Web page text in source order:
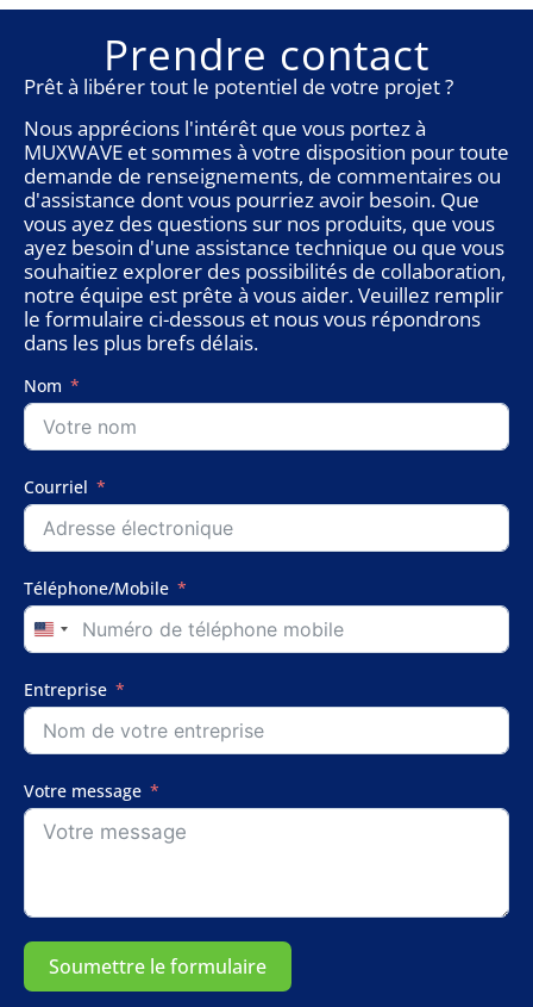
Prendre contact
Prêt à libérer tout le potentiel de votre projet ?
Nous apprécions l'intérêt que vous portez à
MUXWAVE et sommes à votre disposition pour toute
demande de renseignements, de commentaires ou
d'assistance dont vous pourriez avoir besoin. Que
vous ayez des questions sur nos produits, que vous
ayez besoin d'une assistance technique ou que vous
souhaitiez explorer des possibilités de collaboration,
notre équipe est prête à vous aider. Veuillez remplir
le formulaire ci-dessous et nous vous répondrons
dans les plus brefs délais.
Nom
Courriel
Téléphone/Mobile
États-
Unis
+1
Entreprise
Votre message
Soumettre le formulaire